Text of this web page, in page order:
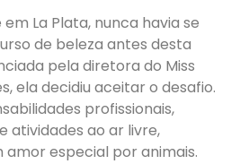
La Plata, nunca havia se
de beleza antes desta
pela diretora do Miss
ela decidiu aceitar o desafio.
profissionais,
atividades ao ar livre,
especial por animais.